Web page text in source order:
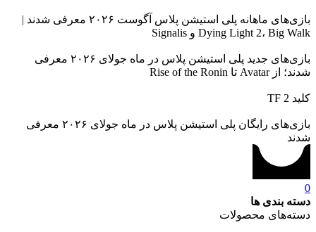
بازی‌های ماهانه پلی استیشن پلاس آگوست ۲۰۲۶ معرفی شدند |
Dying Light 2، Big Walk و Signalis
بازی‌های جدید پلی استیشن پلاس در ماه جولای ۲۰۲۶ معرفی
شدند؛ از Avatar تا Rise of the Ronin
کلید TF 2
بازی‌های رایگان پلی استیشن پلاس در ماه جولای ۲۰۲۶ معرفی
شدند
0
دسته بندی ها
دسته‌های محصولات